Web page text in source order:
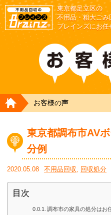
東京都足立区の
不用品・粗大ごみ
ブレインズにお任
HOME
お客様の声
東京都調布市AV
分例
2020.05.08 不用品回収, 回収処分
目次
調布市の家具の処分はお